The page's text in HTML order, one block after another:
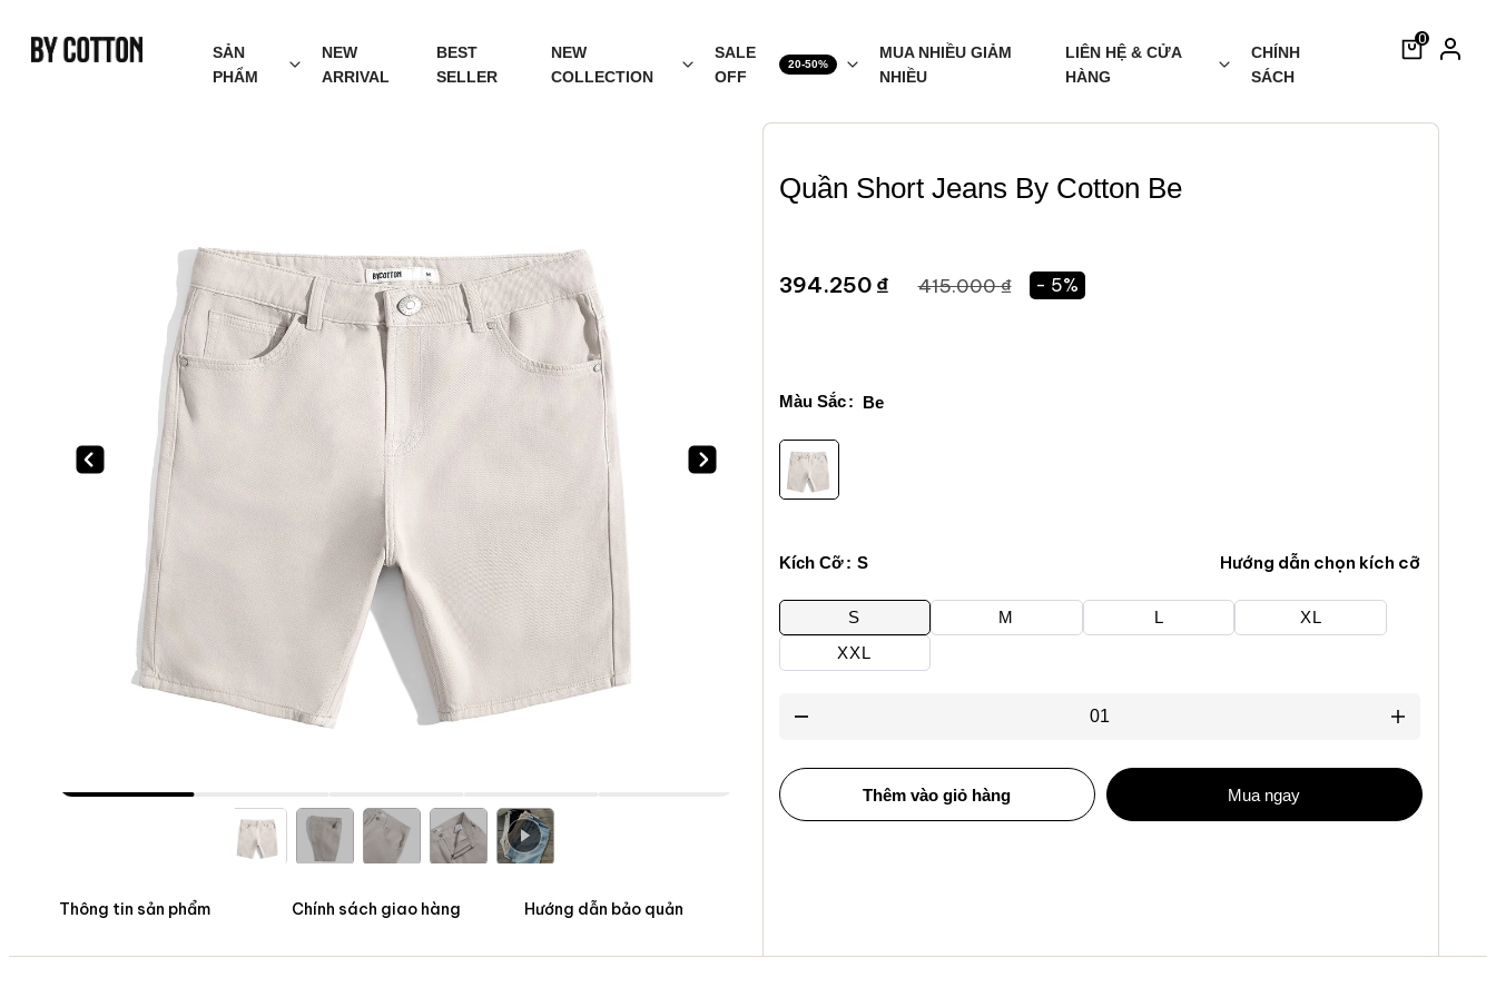
0
SẢN
PHẨM
NEW
ARRIVAL
BEST
SELLER
NEW
COLLECTION
SALE
OFF
MUA NHIỀU GIẢM
NHIỀU
LIÊN HỆ & CỬA
HÀNG
CHÍNH
SÁCH
Quần Short Jeans By Cotton Be
394.250 ₫
S M L
XL
XXL
Kích Cỡ
Màu Sắc
Hướng dẫn chọn kích cỡ
Thêm vào giỏ hàng Mua ngay
Be
S
415.000 ₫ - 5%
Thông tin sản phẩm Chính sách giao hàng Hướng dẫn bảo quản